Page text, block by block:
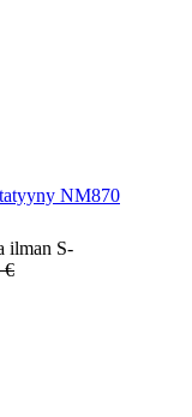
NM870
ilman S-
€